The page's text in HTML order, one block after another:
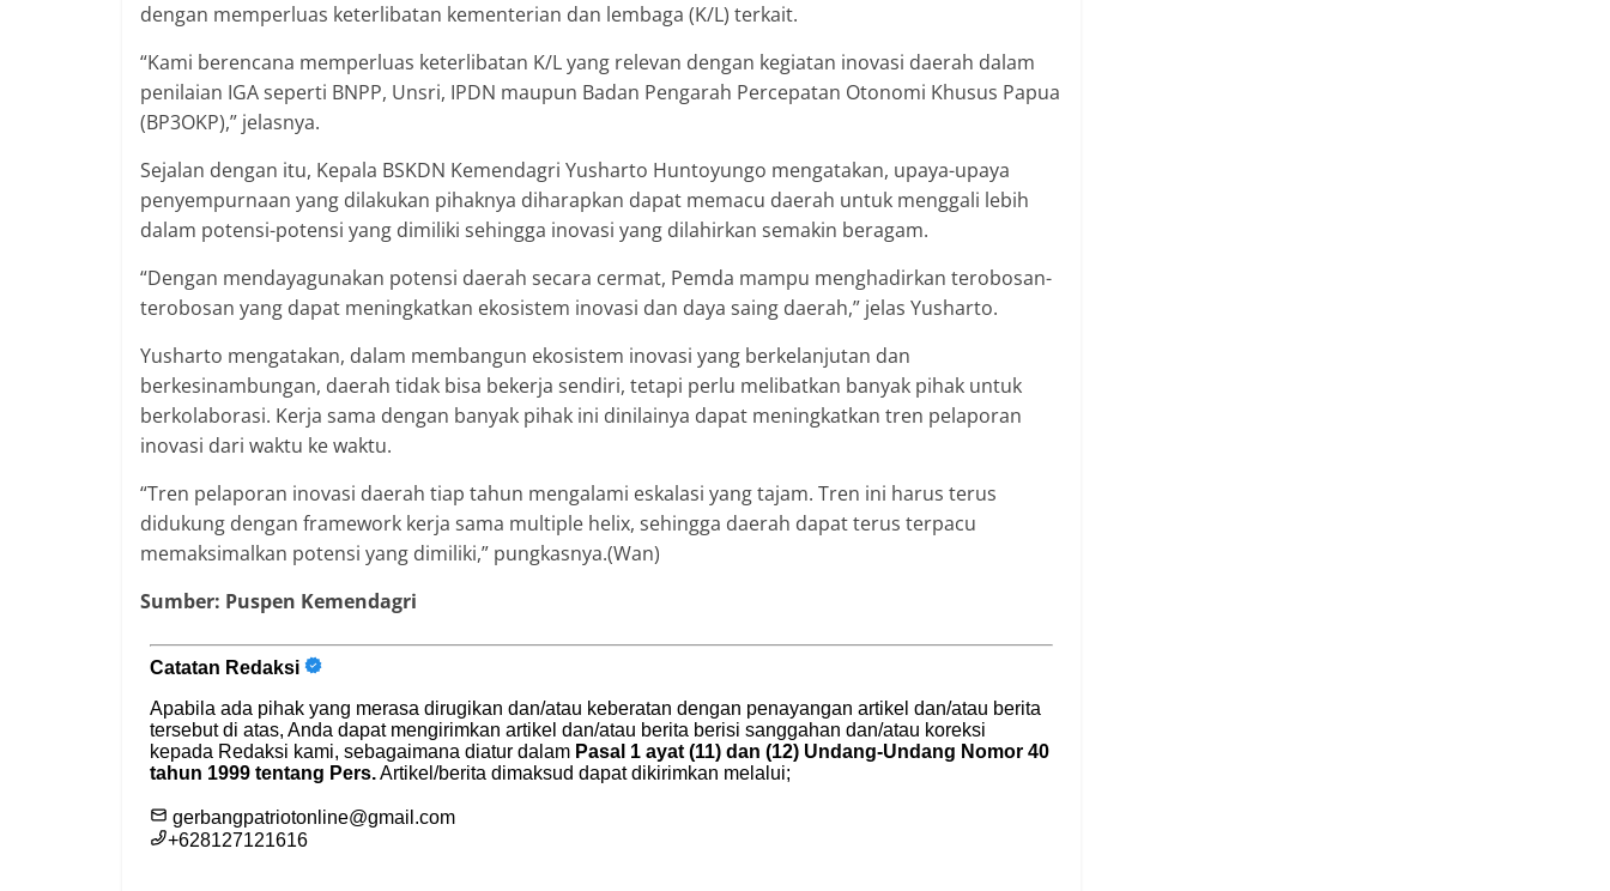
dengan memperluas keterlibatan kementerian dan lembaga (K/L) terkait.
“Kami berencana memperluas keterlibatan K/L yang relevan dengan kegiatan inovasi daerah dalam
penilaian IGA seperti BNPP, Unsri, IPDN maupun Badan Pengarah Percepatan Otonomi Khusus Papua
(BP3OKP),” jelasnya.
Sejalan dengan itu, Kepala BSKDN Kemendagri Yusharto Huntoyungo mengatakan, upaya-upaya
penyempurnaan yang dilakukan pihaknya diharapkan dapat memacu daerah untuk menggali lebih
dalam potensi-potensi yang dimiliki sehingga inovasi yang dilahirkan semakin beragam.
“Dengan mendayagunakan potensi daerah secara cermat, Pemda mampu menghadirkan terobosan-
terobosan yang dapat meningkatkan ekosistem inovasi dan daya saing daerah,” jelas Yusharto.
Yusharto mengatakan, dalam membangun ekosistem inovasi yang berkelanjutan dan
berkesinambungan, daerah tidak bisa bekerja sendiri, tetapi perlu melibatkan banyak pihak untuk
berkolaborasi. Kerja sama dengan banyak pihak ini dinilainya dapat meningkatkan tren pelaporan
inovasi dari waktu ke waktu.
“Tren pelaporan inovasi daerah tiap tahun mengalami eskalasi yang tajam. Tren ini harus terus
didukung dengan framework kerja sama multiple helix, sehingga daerah dapat terus terpacu
memaksimalkan potensi yang dimiliki,” pungkasnya.(Wan)
Sumber: Puspen Kemendagri